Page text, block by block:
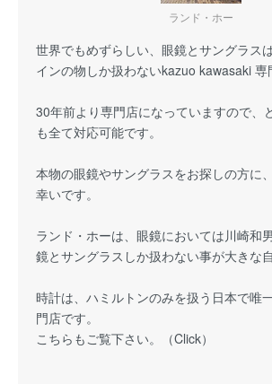
ランド・ホー
世界でもめずらしい、眼鏡とサングラス
インの物しか扱わないkazuo kawasaki 専
30年前より専門店になっていますので、
も全て対応可能です。
本物の眼鏡やサングラスをお探しの方に
幸いです。
ランド・ホーは、眼鏡においては川崎和
鏡とサングラスしか扱わない事が大きな自
時計は、ハミルトンのみを扱う日本で唯
門店です。
こちらもご覧下さい。（Click）